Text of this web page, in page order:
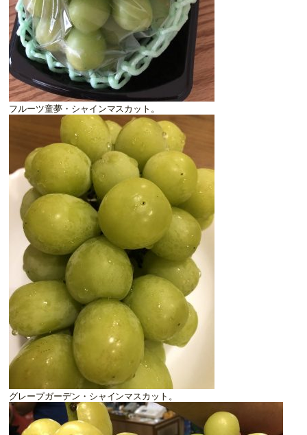
フルーツ童夢・シャインマスカット。
グレープガーデン・シャインマスカット。